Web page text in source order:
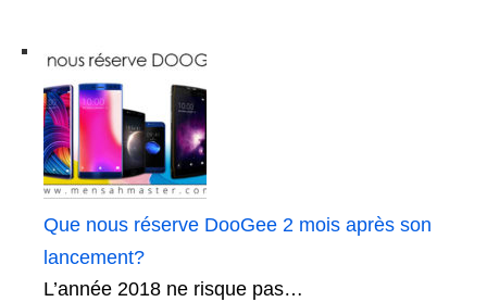
Que nous réserve DooGee 2 mois après son
lancement?
L’année 2018 ne risque pas…